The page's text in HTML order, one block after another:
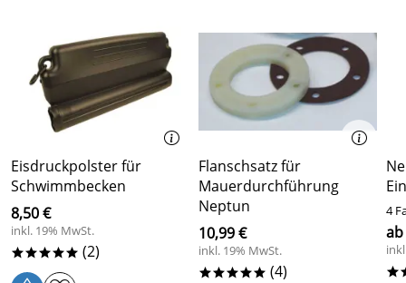
Eisdruckpolster für
Schwimmbecken
8,50 €
inkl. 19% MwSt.
***** (2)
Flanschsatz für
Mauerdurchführung
Neptun
10,99 €
inkl. 19% MwSt.
***** (4)
4
ab